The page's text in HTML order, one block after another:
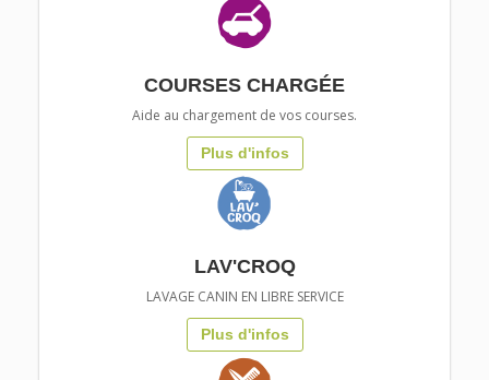
COURSES CHARGÉE
Aide au chargement de vos courses.
Plus d'infos
LAV'CROQ
LAVAGE CANIN EN LIBRE SERVICE
Plus d'infos